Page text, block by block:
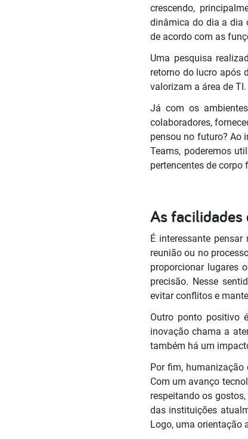
crescendo,
dinâmica do dia a dia
de acordo com as
Uma pesquisa
retorno do lucro após
valorizam a área de TI.
Já com os
colaboradores,
pensou no futuro? Ao
Teams, poderemos
pertencentes de corpo
As facilidades
É interessante
reunião ou no
proporcionar lugares
precisão. Nesse
evitar conflitos e
Outro ponto positivo
inovação chama a
também há um
Por fim,
Com um avanço
respeitando os
das instituições
Logo, uma orientação